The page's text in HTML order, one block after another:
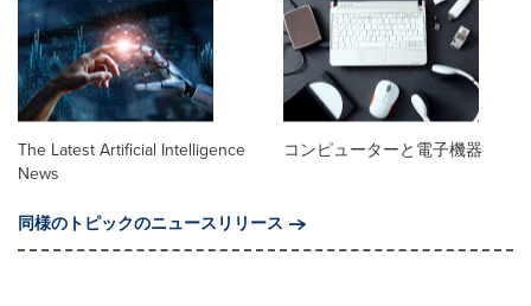
The Latest Artificial Intelligence
News
コンピューターと電子機器
同様のトピックのニュースリリース